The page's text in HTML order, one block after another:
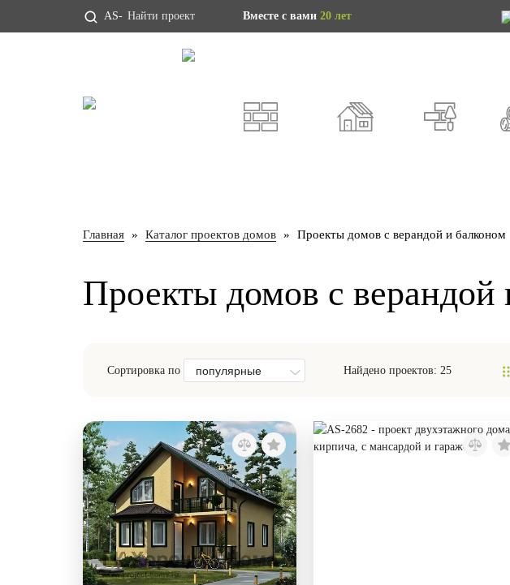
AS- Вместе с вами 20 лет
Главная Каталог проектов домов Проекты домов с верандой и балконом
Проекты домов с верандой
Сортировка по популярные Найдено проектов:25